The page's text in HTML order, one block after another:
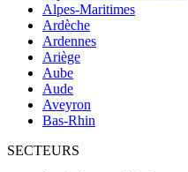
Alpes-Maritimes
Ardèche
Ardennes
Ariège
Aube
Aude
Aveyron
Bas-Rhin
SECTEURS